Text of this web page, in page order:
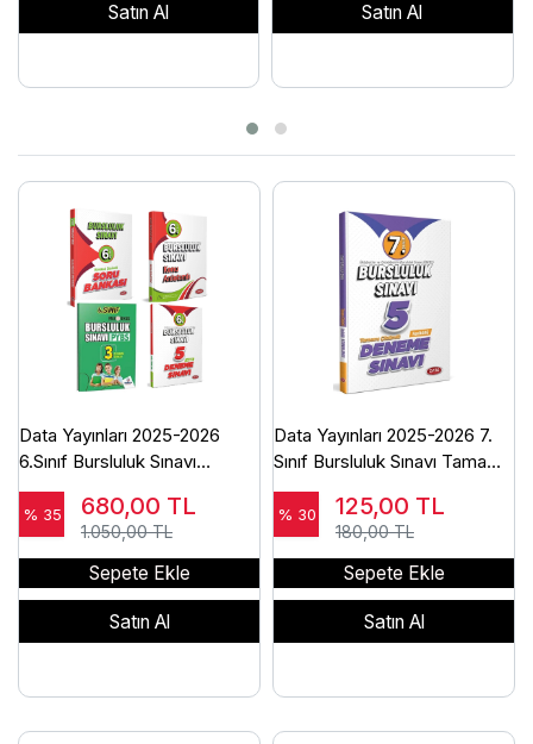
Satın Al Satın Al
Data Yayınları 2025-2026
6.Sınıf Bursluluk Sınavı
Konu+Soru+5 Deneme+Kurul
3 Deneme Seti
% 35 680,00 TL
1.050,00 TL
Sepete Ekle
Satın Al
Data Yayınları 2025-2026 7.
Sınıf Bursluluk Sınavı Tamamı
Çözümlü 5 Deneme Sınavı
% 30 125,00 TL
180,00 TL
Sepete Ekle
Satın Al